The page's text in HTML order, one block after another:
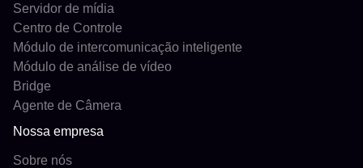
Servidor de mídia
Centro de Controle
Módulo de intercomunicação inteligente
Módulo de análise de vídeo
Bridge
Agente de Câmera
Nossa empresa
Sobre nós